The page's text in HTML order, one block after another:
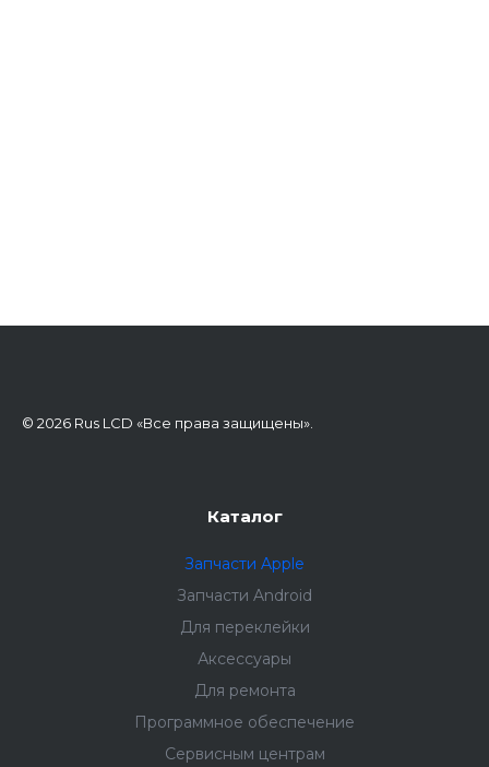
© 2026 Rus LCD «Все права защищены».
Каталог
Запчасти Apple
Запчасти Android
Для переклейки
Аксессуары
Для ремонта
Программное обеспечение
Сервисным центрам